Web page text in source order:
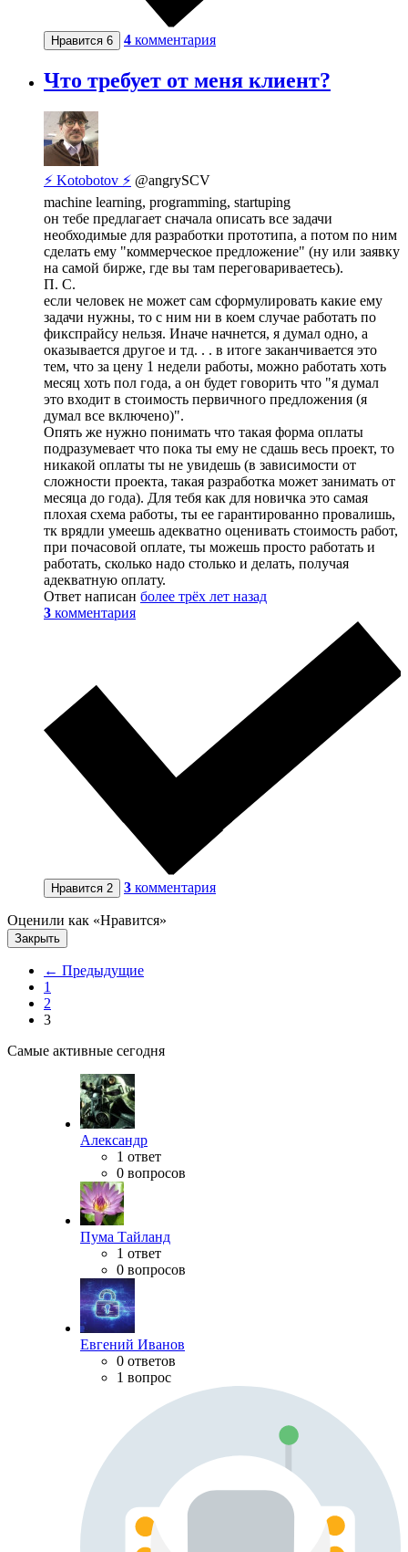
Нравится 6 4 комментария
Что требует от меня клиент?
⚡ Kotobotov ⚡ @angrySCV
machine learning, programming, startuping
он тебе предлагает сначала описать все задачи
необходимые для разработки прототипа, а потом по ним
сделать ему "коммерческое предложение" (ну или заявку
на самой бирже, где вы там переговариваетесь).
П. С.
если человек не может сам сформулировать какие ему
задачи нужны, то с ним ни в коем случае работать по
фикспрайсу нельзя. Иначе начнется, я думал одно, а
оказывается другое и тд. . . в итоге заканчивается это
тем, что за цену 1 недели работы, можно работать хоть
месяц хоть пол года, а он будет говорить что "я думал
это входит в стоимость первичного предложения (я
думал все включено)".
Опять же нужно понимать что такая форма оплаты
подразумевает что пока ты ему не сдашь весь проект, то
никакой оплаты ты не увидешь (в зависимости от
сложности проекта, такая разработка может занимать от
месяца до года). Для тебя как для новичка это самая
плохая схема работы, ты ее гарантированно провалишь,
тк врядли умеешь адекватно оценивать стоимость работ,
при почасовой оплате, ты можешь просто работать и
работать, сколько надо столько и делать, получая
адекватную оплату.
Ответ написан более трёх лет назад
3 комментария
Нравится 2 3 комментария
Оценили как «Нравится»
Закрыть
← Предыдущие
1
2
3
Самые активные сегодня
Александр
1 ответ
0 вопросов
Пума Тайланд
1 ответ
0 вопросов
Евгений Иванов
0 ответов
1 вопрос